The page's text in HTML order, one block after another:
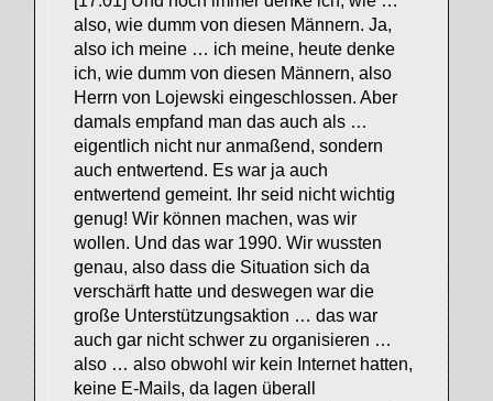
also, wie dumm von diesen Männern. Ja,
also ich meine … ich meine, heute denke
ich, wie dumm von diesen Männern, also
Herrn von Lojewski eingeschlossen. Aber
damals empfand man das auch als …
eigentlich nicht nur anmaßend, sondern
auch entwertend. Es war ja auch
entwertend gemeint. Ihr seid nicht wichtig
genug! Wir können machen, was wir
wollen. Und das war 1990. Wir wussten
genau, also dass die Situation sich da
verschärft hatte und deswegen war die
große Unterstützungsaktion … das war
auch gar nicht schwer zu organisieren …
also … also obwohl wir kein Internet hatten,
keine E-Mails, da lagen überall